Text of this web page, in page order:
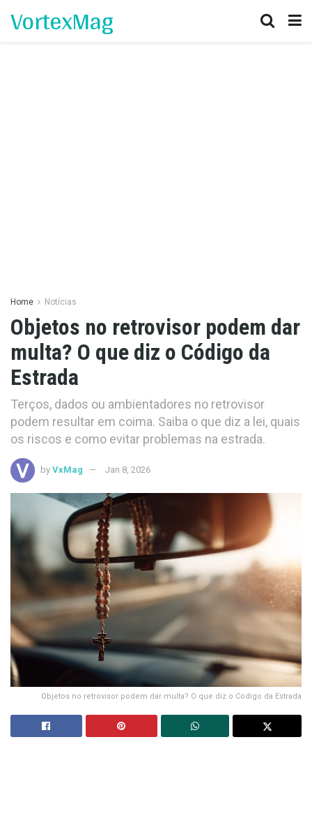
VortexMag
Home Notícias
Objetos no retrovisor podem dar
multa? O que diz o Código da
Estrada
Terços, dados ou ambientadores no retrovisor
podem resultar em coima. Saiba o que diz a lei, quais
os riscos e como evitar problemas na estrada.
by VxMag Jan 8, 2026
Objetos no retrovisor podem dar multa? O que diz o Código da Estrada